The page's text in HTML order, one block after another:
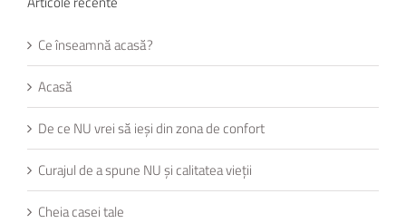
Ce înseamnă acasă?
Acasă
De ce NU vrei să ieși din zona de confort
Curajul de a spune NU și calitatea vieții
Cheia casei tale